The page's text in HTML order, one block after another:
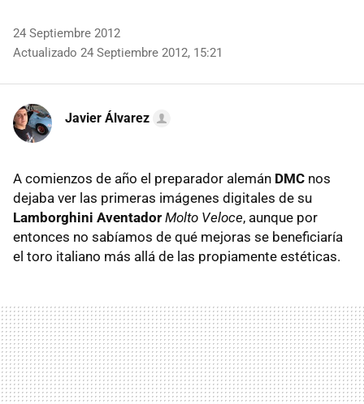
24 Septiembre 2012
Actualizado 24 Septiembre 2012, 15:21
Javier Álvarez
A comienzos de año el preparador alemán DMC nos
dejaba ver las primeras imágenes digitales de su
Lamborghini Aventador Molto Veloce, aunque por
entonces no sabíamos de qué mejoras se beneficiaría
el toro italiano más allá de las propiamente estéticas.